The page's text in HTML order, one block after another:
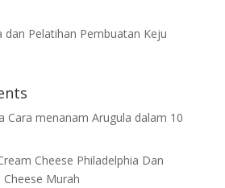
dan Pelatihan Pembuatan Keju
Cara menanam Arugula dalam 10
Cheese Philadelphia Dan
Cheese Murah